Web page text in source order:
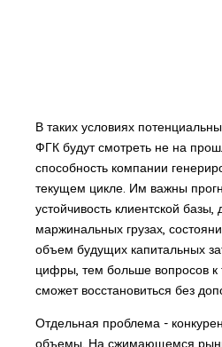
В таких условиях
ФГК будут смотреть не на
способность компании
текущем цикле. Им важны
устойчивость клиентской
маржинальных грузах,
объем будущих капитальных
цифры, тем больше вопросов к
сможет восстановиться без
Отдельная проблема -
объемы. На сжимающемся